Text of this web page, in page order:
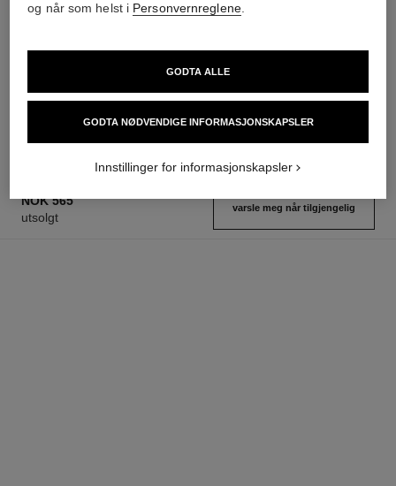
Ref. 114460
nok 1 600
Legg i handlekurv
Ref. 123630
starter fra
nok 1 150
NOK 565
utsolgt
varsle meg når tilgjengelig
og når som helst i Personvernreglene.
GODTA NØDVENDIGE INFORMASJONSKAPSLER
GODTA ALLE
Innstillinger for informasjonskapsler